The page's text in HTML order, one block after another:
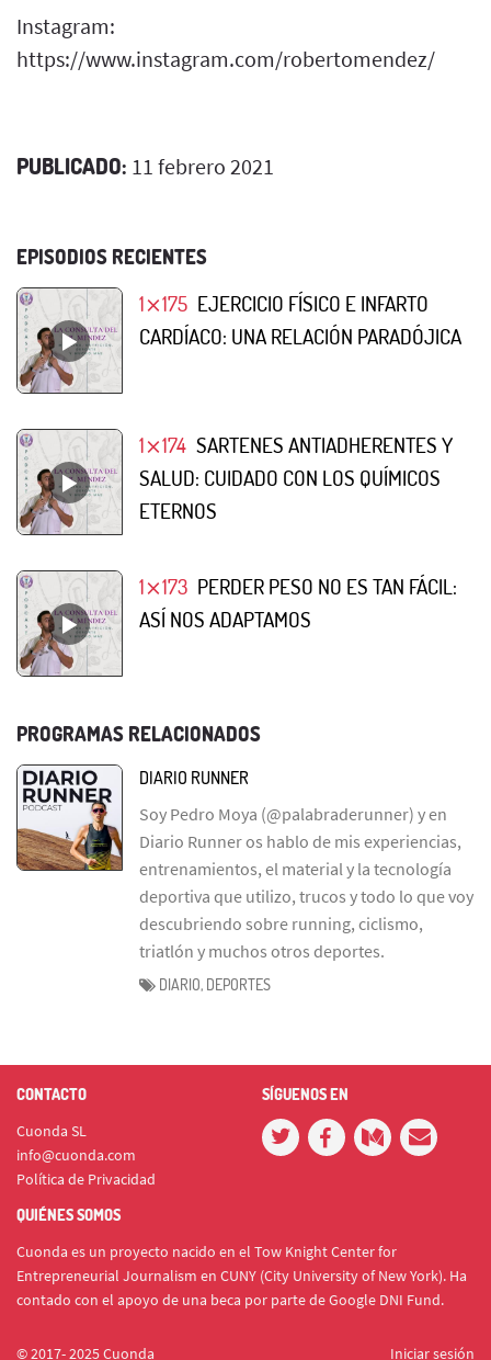
Instagram:
https://www.instagram.com/robertomendez/
PUBLICADO: 11 febrero 2021
EPISODIOS RECIENTES
1⨯175 EJERCICIO FÍSICO E INFARTO
CARDÍACO: UNA RELACIÓN PARADÓJICA
1⨯174 SARTENES ANTIADHERENTES Y
SALUD: CUIDADO CON LOS QUÍMICOS
ETERNOS
1⨯173 PERDER PESO NO ES TAN FÁCIL:
ASÍ NOS ADAPTAMOS
PROGRAMAS RELACIONADOS
DIARIO RUNNER
Soy Pedro Moya (@palabraderunner) y en
Diario Runner os hablo de mis experiencias,
entrenamientos, el material y la tecnología
deportiva que utilizo, trucos y todo lo que voy
descubriendo sobre running, ciclismo,
triatlón y muchos otros deportes.
DIARIO, DEPORTES
CONTACTO
Cuonda SL
info@cuonda.com
Política de Privacidad
SÍGUENOS EN
QUIÉNES SOMOS
Cuonda es un proyecto nacido en el Tow Knight Center for
Entrepreneurial Journalism en CUNY (City University of New York). Ha
contado con el apoyo de una beca por parte de Google DNI Fund.
© 2017- 2025 Cuonda Iniciar sesión